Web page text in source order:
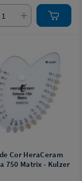
Cor HeraCeram
750 Matrix - Kulzer